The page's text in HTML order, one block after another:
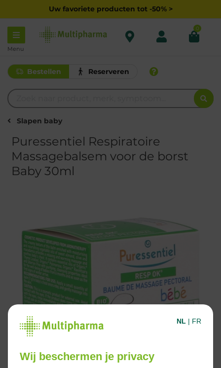
Uw favoriete producten tot -50% >
Menu
0
Bestellen Reserveren
Slapen baby
Puressentiel Respiratoire
Massagebalsem voor de borst
Baby 30ml
NL | FR
Wij beschermen je privacy